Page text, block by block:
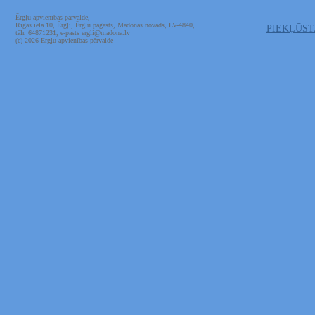
Ērgļu apvienības pārvalde,
Rīgas iela 10, Ērgļi, Ērgļu pagasts, Madonas novads, LV-4840,
tālr. 64871231, e-pasts ergli@madona.lv
(c) 2026 Ērgļu apvienības pārvalde